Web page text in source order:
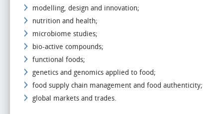
modelling, design and innovation;
nutrition and health;
microbiome studies;
bio-active compounds;
functional foods;
genetics and genomics applied to food;
food supply chain management and food authenticity;
global markets and trades.